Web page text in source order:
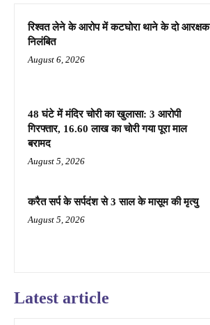
रिश्वत लेने के आरोप में कटघोरा थाने के दो आरक्षक
निलंबित
August 6, 2026
48 घंटे में मंदिर चोरी का खुलासा: 3 आरोपी
गिरफ्तार, 16.60 लाख का चोरी गया पूरा माल
बरामद
August 5, 2026
करैत सर्प के सर्पदंश से 3 साल के मासूम की मृत्यु
August 5, 2026
Latest article